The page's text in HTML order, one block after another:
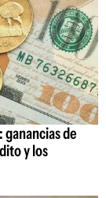
de
y los